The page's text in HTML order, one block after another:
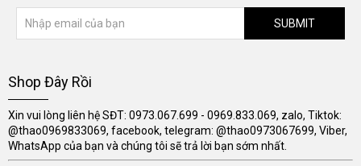
SUBMIT
Shop Đây Rồi
Xin vui lòng liên hệ SĐT: 0973.067.699 - 0969.833.069, zalo, Tiktok:
@thao0969833069, facebook, telegram: @thao0973067699, Viber,
WhatsApp của bạn và chúng tôi sẽ trả lời bạn sớm nhất.